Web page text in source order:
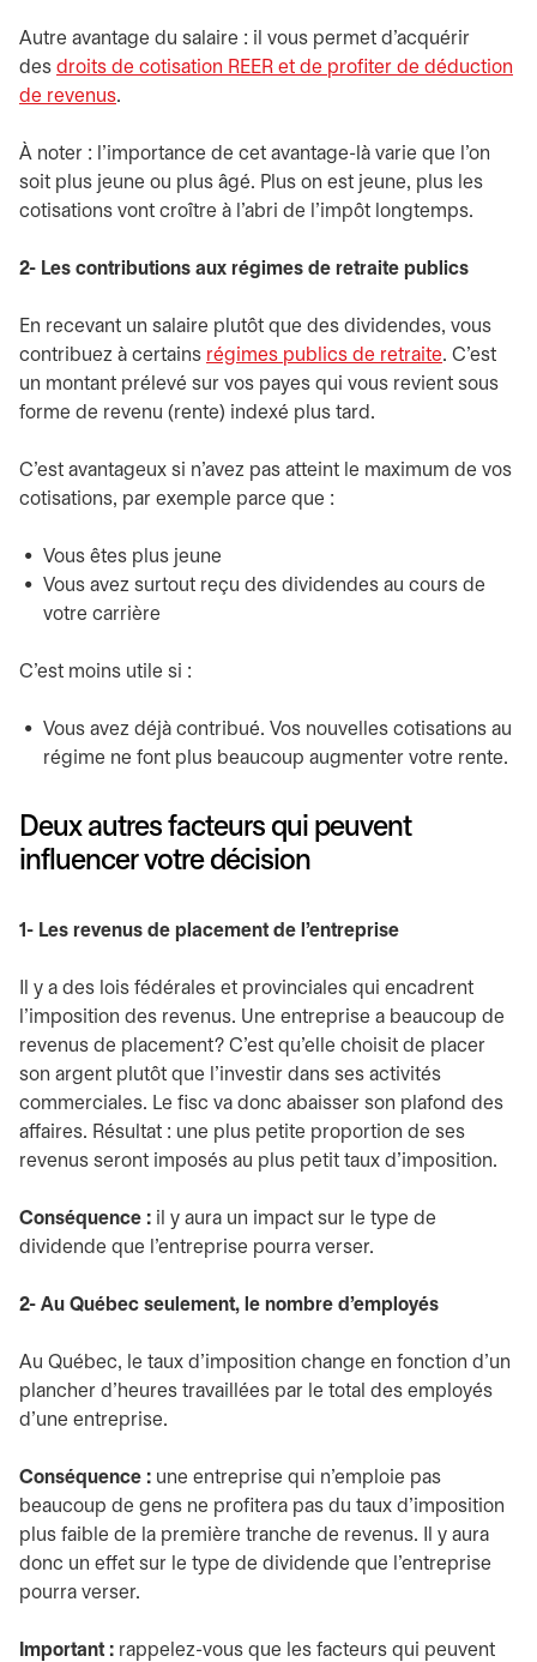
Autre avantage du salaire : il vous permet d’acquérir
des droits de cotisation REER et de profiter de déduction
de revenus.
À noter : l’importance de cet avantage-là varie que l’on
soit plus jeune ou plus âgé. Plus on est jeune, plus les
cotisations vont croître à l’abri de l’impôt longtemps.
2- Les contributions aux régimes de retraite publics
En recevant un salaire plutôt que des dividendes, vous
contribuez à certains régimes publics de retraite. C’est
un montant prélevé sur vos payes qui vous revient sous
forme de revenu (rente) indexé plus tard.
C’est avantageux si n’avez pas atteint le maximum de vos
cotisations, par exemple parce que :
Vous êtes plus jeune
Vous avez surtout reçu des dividendes au cours de
votre carrière
C’est moins utile si :
Vous avez déjà contribué. Vos nouvelles cotisations au
régime ne font plus beaucoup augmenter votre rente.
Deux autres facteurs qui peuvent
influencer votre décision
1- Les revenus de placement de l’entreprise
Il y a des lois fédérales et provinciales qui encadrent
l’imposition des revenus. Une entreprise a beaucoup de
revenus de placement? C’est qu’elle choisit de placer
son argent plutôt que l’investir dans ses activités
commerciales. Le fisc va donc abaisser son plafond des
affaires. Résultat : une plus petite proportion de ses
revenus seront imposés au plus petit taux d’imposition.
Conséquence : il y aura un impact sur le type de
dividende que l’entreprise pourra verser.
2- Au Québec seulement, le nombre d’employés
Au Québec, le taux d’imposition change en fonction d’un
plancher d’heures travaillées par le total des employés
d’une entreprise.
Conséquence : une entreprise qui n’emploie pas
beaucoup de gens ne profitera pas du taux d’imposition
plus faible de la première tranche de revenus. Il y aura
donc un effet sur le type de dividende que l’entreprise
pourra verser.
Important : rappelez-vous que les facteurs qui peuvent